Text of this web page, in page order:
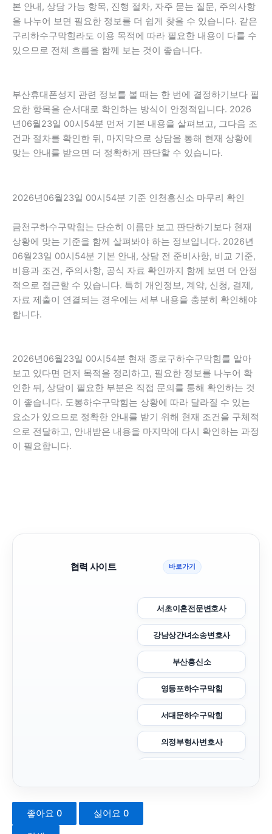
본 안내, 상담 가능 항목, 진행 절차, 자주 묻는 질문, 주의사항
을 나누어 보면 필요한 정보를 더 쉽게 찾을 수 있습니다. 같은
구리하수구막힘라도 이용 목적에 따라 필요한 내용이 다를 수
있으므로 전체 흐름을 함께 보는 것이 좋습니다.
부산휴대폰성지 관련 정보를 볼 때는 한 번에 결정하기보다 필
요한 항목을 순서대로 확인하는 방식이 안정적입니다. 2026
년06월23일 00시54분 먼저 기본 내용을 살펴보고, 그다음 조
건과 절차를 확인한 뒤, 마지막으로 상담을 통해 현재 상황에
맞는 안내를 받으면 더 정확하게 판단할 수 있습니다.
2026년06월23일 00시54분 기준 인천흥신소 마무리 확인
금천구하수구막힘는 단순히 이름만 보고 판단하기보다 현재
상황에 맞는 기준을 함께 살펴봐야 하는 정보입니다. 2026년
06월23일 00시54분 기본 안내, 상담 전 준비사항, 비교 기준,
비용과 조건, 주의사항, 공식 자료 확인까지 함께 보면 더 안정
적으로 접근할 수 있습니다. 특히 개인정보, 계약, 신청, 결제,
자료 제출이 연결되는 경우에는 세부 내용을 충분히 확인해야
합니다.
2026년06월23일 00시54분 현재 종로구하수구막힘를 알아
보고 있다면 먼저 목적을 정리하고, 필요한 정보를 나누어 확
인한 뒤, 상담이 필요한 부분은 직접 문의를 통해 확인하는 것
이 좋습니다. 도봉하수구막힘는 상황에 따라 달라질 수 있는
요소가 있으므로 정확한 안내를 받기 위해 현재 조건을 구체적
으로 전달하고, 안내받은 내용을 마지막에 다시 확인하는 과정
이 필요합니다.
협력 사이트 바로가기
서초이혼전문변호사
강남상간녀소송변호사
부산흥신소
영등포하수구막힘
서대문하수구막힘
의정부형사변호사
좋아요 0 싫어요 0